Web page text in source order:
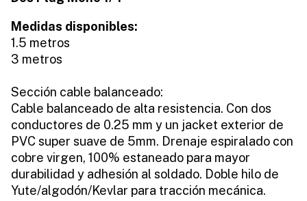
Medidas disponibles:
1.5 metros
3 metros
Sección cable balanceado:
Cable balanceado de alta resistencia. Con dos
conductores de 0.25 mm y un jacket exterior de
PVC super suave de 5mm. Drenaje espiralado con
cobre virgen, 100% estaneado para mayor
durabilidad y adhesión al soldado. Doble hilo de
Yute/algodón/Kevlar para tracción mecánica.